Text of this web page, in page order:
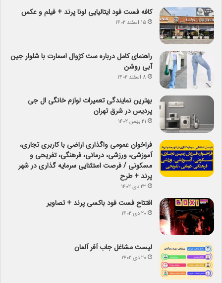
کافه فست فود ایتالیایی لونا پرند + فیلم و عکس
۱۵ اسفند ۱۴۰۲
راهنمای کامل درباره ست کژوال اسمارت با شلوار جین
آبی روشن
۸ اسفند ۱۴۰۲
بهترین نمایندگی تعمیرات لوازم خانگی ال جی
پردیس در شرق تهران
۲۱ بهمن ۱۴۰۲
فراخوان عمومی واگذاری اراضی با کاربری تجاری،
آموزشی، ورزشی، درمانی، فرهنگی، تفریحی و
مسکونی / فرصت استثنایی سرمایه گذاری در شهر
پرند + طرح
۲۳ دی ۱۴۰۲
افتتاح فست فود باکسی پرند + تصاویر
۲۰ دی ۱۴۰۲
لیست مشاغل جاب آفر آلمان
۲۰ دی ۱۴۰۲